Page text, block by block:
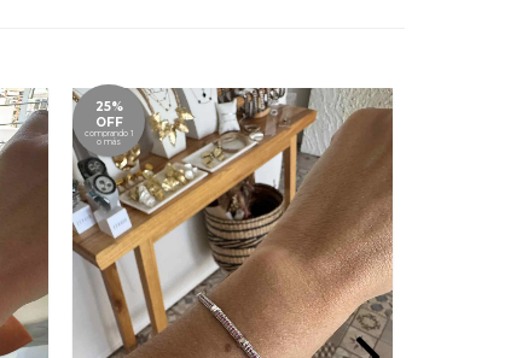
25%
OFF
comprando 1
o más